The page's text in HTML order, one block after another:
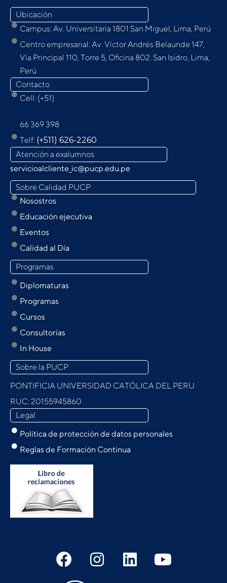
Ubicación
Campus: Av. Universitaria 1801 San Miguel, Lima, Perú
Centro empresarial: Av. Víctor Andrés Belaunde 147,
Vía Principal 110, Torre 5, Oﬁcina 802. San Isidro, Lima,
Perú
Contacto
Cell: (+51)
66 369 398
Telf: (+511) 626-2260
Atención a exalumnos
servicioalcliente_ic@pucp.edu.pe
Sobre Calidad PUCP
Nosostros
Educación ejecutiva
Eventos
Calidad al Día
Programas
Diplomaturas
Programas
Cursos
Consultorías
In House
Sobre la PUCP
PONTIFICIA UNIVERSIDAD CATÓLICA DEL PERU
RUC: 20155945860
Legal
Política de protección de datos personales
Reglas de Formación Continua